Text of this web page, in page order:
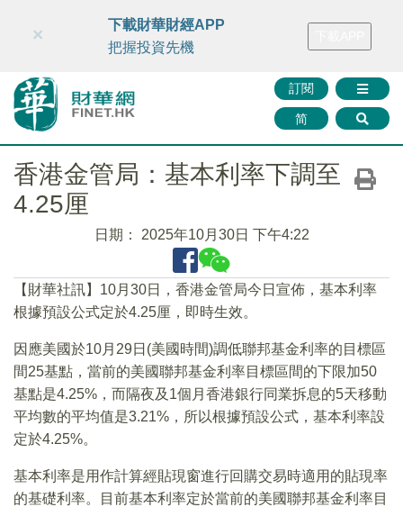
財華智庫網 FINTV FINMETA 財華證券 媒體矩陣
訂閱
简
×
下載財華財經APP
把握投資先機
香港金管局：基本利率下調至
4.25厘
日期： 2025年10月30日 下午4:22
【財華社訊】10月30日，香港金管局今日宣佈，基本利率
根據預設公式定於4.25厘，即時生效。
因應美國於10月29日(美國時間)調低聯邦基金利率的目標區
間25基點，當前的美國聯邦基金利率目標區間的下限加50
基點是4.25%，而隔夜及1個月香港銀行同業拆息的5天移動
平均數的平均值是3.21%，所以根據預設公式，基本利率設
定於4.25%。
基本利率是用作計算經貼現窗進行回購交易時適用的貼現率
的基礎利率。目前基本利率定於當前的美國聯邦基金利率目